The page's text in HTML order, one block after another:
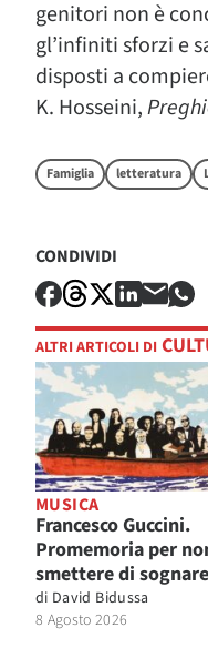
genitori non è
gl’infiniti sforzi e
disposti a
K. Hosseini,
Famiglia letteratura
CONDIVIDI
ALTRI ARTICOLI DI
MUSICA
Francesco Guccini.
Promemoria per
smettere di sognare
di David Bidussa
8 Agosto 2026